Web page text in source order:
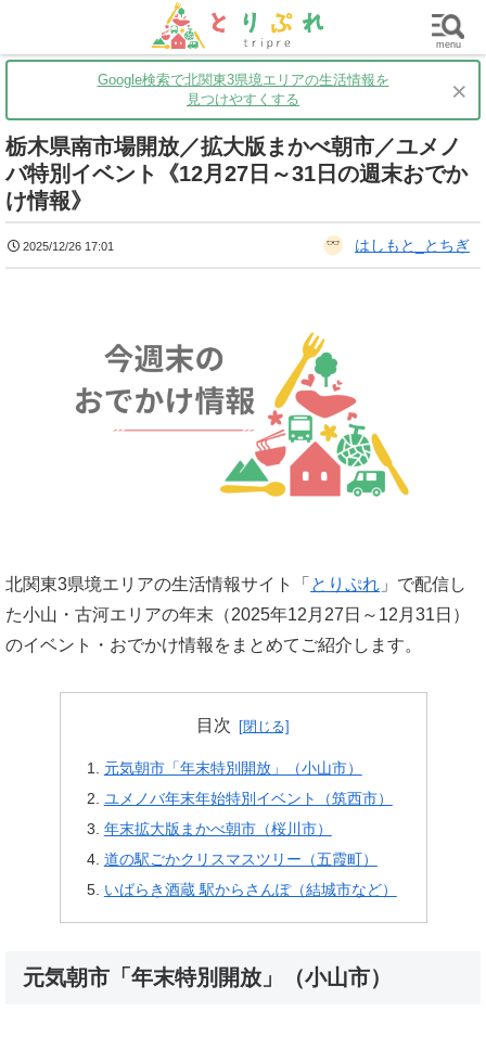
茨城 グルメ 買い物 子育て
Google検索で北関東3県境エリアの生活情報を
見つけやすくする
×
栃木県南市場開放／拡大版まかべ朝市／ユメノ
バ特別イベント《12月27日～31日の週末おでか
け情報》
2025/12/26 17:01 はしもと_とちぎ
北関東3県境エリアの生活情報サイト「 とりぷれ 」で配信し
た小山・古河エリアの年末（2025年12月27日～12月31日）
のイベント・おでかけ情報をまとめてご紹介します。
目次
元気朝市「年末特別開放」（小山市）
ユメノバ年末年始特別イベント（筑西市）
年末拡大版まかべ朝市（桜川市）
道の駅ごかクリスマスツリー（五霞町）
いばらき酒蔵 駅からさんぽ（結城市など）
元気朝市「年末特別開放」（小山市）
menu